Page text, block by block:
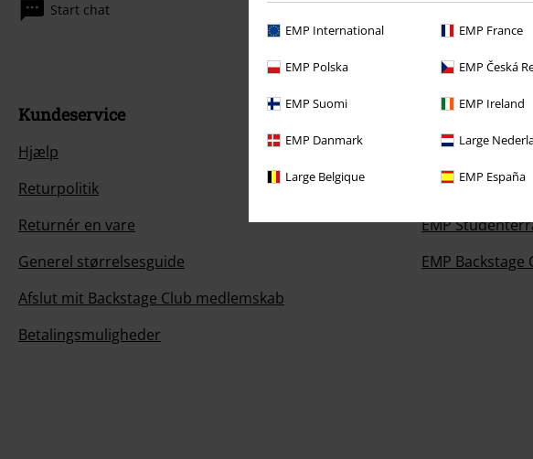
EMP International EMP France
EMP Polska EMP Česká
EMP Suomi EMP Ireland
EMP Danmark Large
Large Belgique EMP España
Start chat
Kundeservice
Hjælp
Returpolitik
Returnér en vare
Generel størrelsesguide
Afslut mit Backstage Club medlemskab
Betalingsmuligheder
Til dig
Konkurrencer
Bestil EMP-
EMP
EMP Backstage